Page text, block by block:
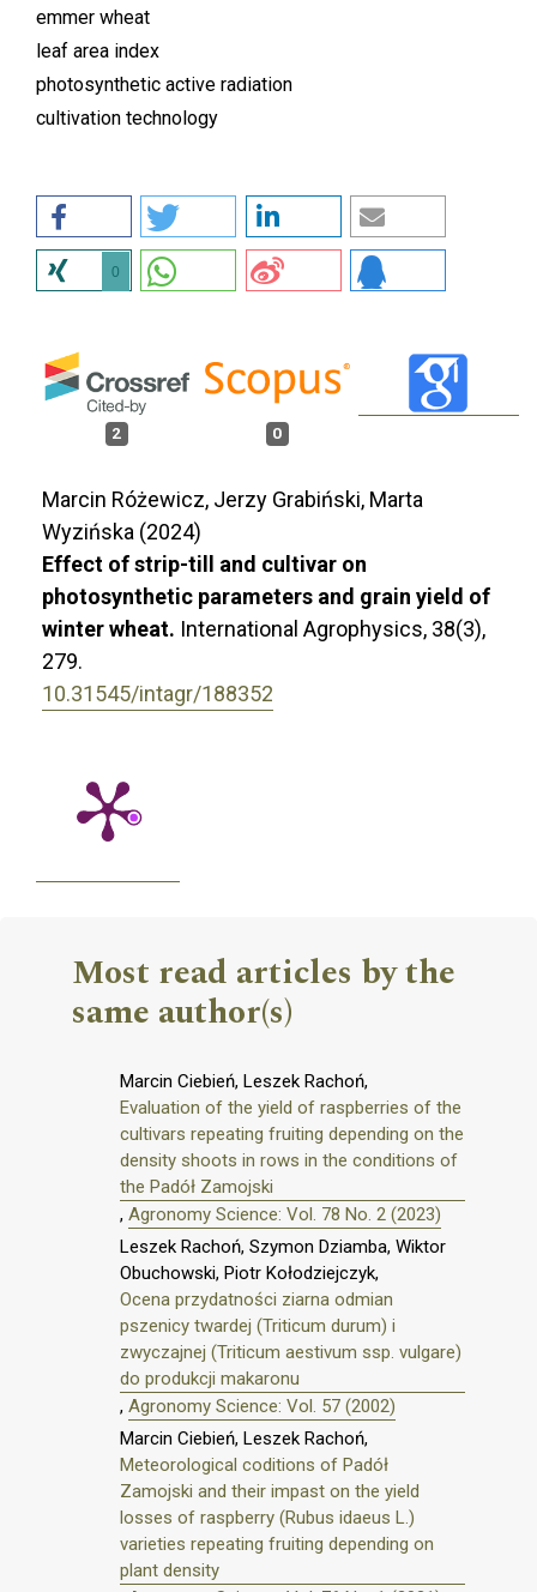
emmer wheat
leaf area index
photosynthetic active radiation
cultivation technology
0
2 0
Marcin Różewicz, Jerzy Grabiński, Marta
Wyzińska (2024)
Effect of strip-till and cultivar on
photosynthetic parameters and grain yield of
winter wheat. International Agrophysics, 38(3),
279.
10.31545/intagr/188352
Most read articles by the
same author(s)
Marcin Ciebień, Leszek Rachoń,
Evaluation of the yield of raspberries of the
cultivars repeating fruiting depending on the
density shoots in rows in the conditions of
the Padół Zamojski
, Agronomy Science: Vol. 78 No. 2 (2023)
Leszek Rachoń, Szymon Dziamba, Wiktor
Obuchowski, Piotr Kołodziejczyk,
Ocena przydatności ziarna odmian
pszenicy twardej (Triticum durum) i
zwyczajnej (Triticum aestivum ssp. vulgare)
do produkcji makaronu
, Agronomy Science: Vol. 57 (2002)
Marcin Ciebień, Leszek Rachoń,
Meteorological coditions of Padół
Zamojski and their impast on the yield
losses of raspberry (Rubus idaeus L.)
varieties repeating fruiting depending on
plant density